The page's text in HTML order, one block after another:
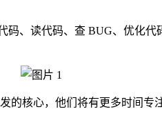
码、读代码、查 BUG、优化
的核心，他们将有更多时间专